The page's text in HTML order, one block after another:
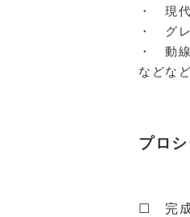
・ 現
・ グ
・ 動
などな
プロ
☐ 完成